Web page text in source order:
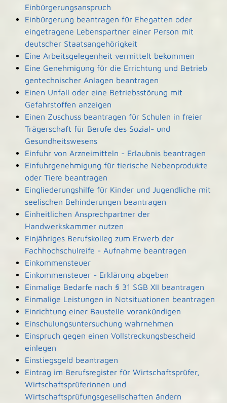
Einbürgerungsanspruch
Einbürgerung beantragen für Ehegatten oder
eingetragene Lebenspartner einer Person mit
deutscher Staatsangehörigkeit
Eine Arbeitsgelegenheit vermittelt bekommen
Eine Genehmigung für die Errichtung und Betrieb
gentechnischer Anlagen beantragen
Einen Unfall oder eine Betriebsstörung mit
Gefahrstoffen anzeigen
Einen Zuschuss beantragen für Schulen in freier
Trägerschaft für Berufe des Sozial- und
Gesundheitswesens
Einfuhr von Arzneimitteln - Erlaubnis beantragen
Einfuhrgenehmigung für tierische Nebenprodukte
oder Tiere beantragen
Eingliederungshilfe für Kinder und Jugendliche mit
seelischen Behinderungen beantragen
Einheitlichen Ansprechpartner der
Handwerkskammer nutzen
Einjähriges Berufskolleg zum Erwerb der
Fachhochschulreife - Aufnahme beantragen
Einkommensteuer
Einkommensteuer - Erklärung abgeben
Einmalige Bedarfe nach § 31 SGB XII beantragen
Einmalige Leistungen in Notsituationen beantragen
Einrichtung einer Baustelle vorankündigen
Einschulungsuntersuchung wahrnehmen
Einspruch gegen einen Vollstreckungsbescheid
einlegen
Einstiegsgeld beantragen
Eintrag im Berufsregister für Wirtschaftsprüfer,
Wirtschaftsprüferinnen und
Wirtschaftsprüfungsgesellschaften ändern